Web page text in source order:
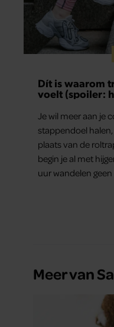
Dít is waarom
voelt (spoiler:
Je wil meer aan je
stappendoel
plaats van de
begin je al met
uur wandelen
Meer van